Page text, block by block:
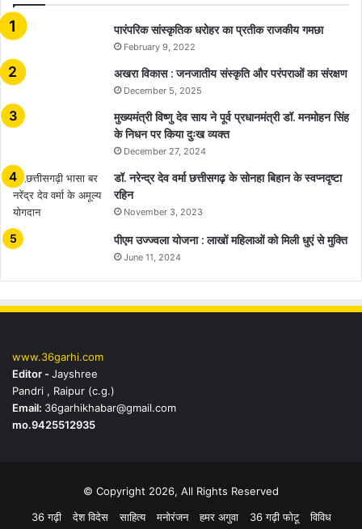
​​​​​​​पारंपरिक सांस्कृतिक धरोहर का प्रतीक राजकीय गमछा
February 9, 2022
अखरा विकास : जनजातीय संस्कृति और परंपराओं का संरक्षण
December 5, 2025
मुख्यमंत्री विष्णु देव साय ने पूर्व प्रधानमंत्री डॉ. मनमोहन सिंह
के निधन पर किया दुःख व्यक्त
December 27, 2024
डॉ. नरेन्द्र देव वर्मा छत्तीसगढ़ के सोनहा बिहान के स्वप्नदृष्टा
रहिन
November 3, 2023
पीएम उज्ज्वला योजना : लाखों महिलाओं को मिली धुएं से मुक्ति
June 11, 2024
www.36garhi.com
Editor -Jayshree
Pandri , Raipur (c.g.)
Email: 36garhikhabar@gmail.com
mo.9425512935
© Copyright 2026, All Rights Reserved
36 गढ़ी
देश विदेस साहित्य मनोरंजन हमर अगुवा 36 गढ़ी फोटू विविध